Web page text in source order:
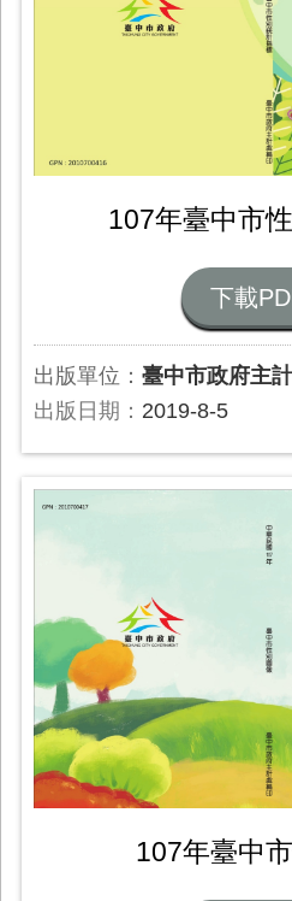
107年臺中市
下載
出版單位： 臺中市政府主
出版日期： 2019-8-5
107年臺中